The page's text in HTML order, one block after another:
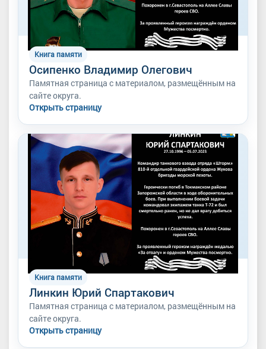
Книга памяти
Осипенко Владимир Олегович
Памятная страница с материалом, размещённым на
сайте округа.
Открыть страницу
Книга памяти
Линкин Юрий Спартакович
Памятная страница с материалом, размещённым на
сайте округа.
Открыть страницу